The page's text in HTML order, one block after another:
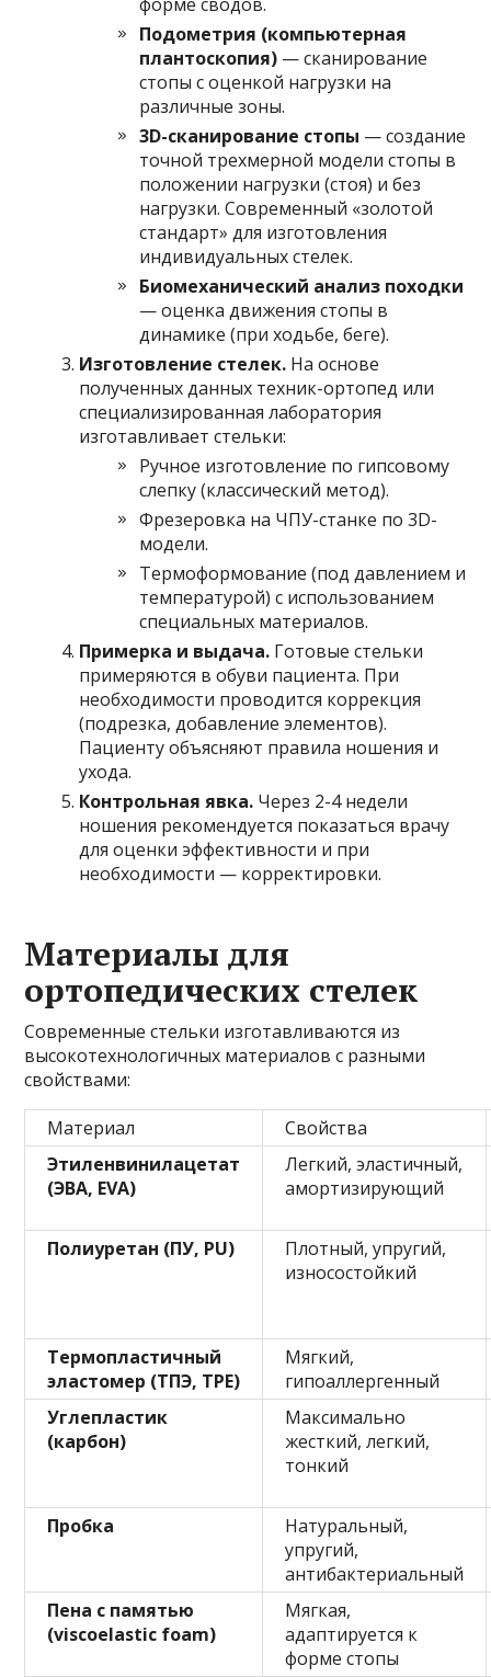
Подометрия (компьютерная
плантоскопия) — сканирование
стопы с оценкой нагрузки на
различные зоны.
3D-сканирование стопы — создание
точной трехмерной модели стопы в
положении нагрузки (стоя) и без
нагрузки. Современный «золотой
стандарт» для изготовления
индивидуальных стелек.
Биомеханический анализ походки
— оценка движения стопы в
динамике (при ходьбе, беге).
Изготовление стелек. На основе
полученных данных техник-ортопед или
специализированная лаборатория
изготавливает стельки:
Ручное изготовление по гипсовому
слепку (классический метод).
Фрезеровка на ЧПУ-станке по 3D-
модели.
Термоформование (под давлением и
температурой) с использованием
специальных материалов.
Примерка и выдача. Готовые стельки
примеряются в обуви пациента. При
необходимости проводится коррекция
(подрезка, добавление элементов).
Пациенту объясняют правила ношения и
ухода.
Контрольная явка. Через 2-4 недели
ношения рекомендуется показаться врачу
для оценки эффективности и при
необходимости — корректировки.
Материалы для
ортопедических стелек
Современные стельки изготавливаются из
высокотехнологичных материалов с разными
свойствами:
Материал
Свойства
Этиленвинилацетат
(ЭВА, EVA)
Легкий, эластичный,
амортизирующий
Полиуретан (ПУ, PU)
Плотный, упругий,
износостойкий
Термопластичный
эластомер (ТПЭ, TPE)
Мягкий,
гипоаллергенный
Углепластик
(карбон)
Максимально
жесткий, легкий,
тонкий
Пробка
Натуральный,
упругий,
антибактериальный
Пена с памятью
(viscoelastic foam)
Мягкая,
адаптируется к
форме стопы